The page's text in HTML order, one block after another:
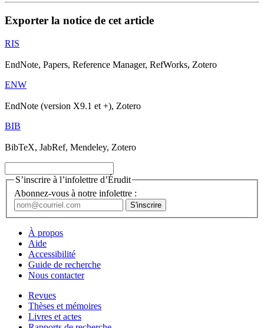
Exporter la notice de cet article
RIS
EndNote, Papers, Reference Manager, RefWorks, Zotero
ENW
EndNote (version X9.1 et +), Zotero
BIB
BibTeX, JabRef, Mendeley, Zotero
S’inscrire à l’infolettre d’Érudit
Abonnez-vous à notre infolettre :
À propos
Aide
Accessibilité
Guide de recherche
Nous contacter
Revues
Thèses et mémoires
Livres et actes